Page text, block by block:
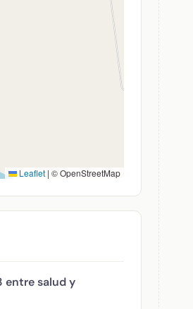
Leaflet | © OpenStreetMap
entre salud y